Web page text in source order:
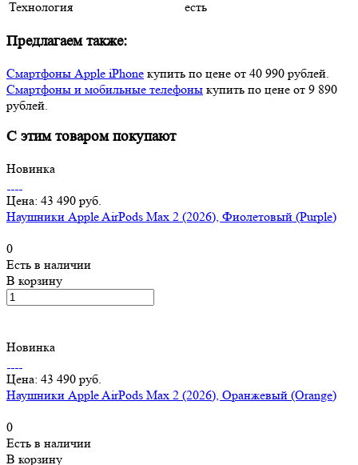
Технология
есть
Предлагаем также:
Смартфоны Apple iPhone купить по цене от 40 990 рублей.
Смартфоны и мобильные телефоны купить по цене от 9 890
рублей.
С этим товаром покупают
Новинка
Цена: 43 490 руб.
Наушники Apple AirPods Max 2 (2026), Фиолетовый (Purple)
0
Есть в наличии
В корзину
Новинка
Цена: 43 490 руб.
Наушники Apple AirPods Max 2 (2026), Оранжевый (Orange)
0
Есть в наличии
В корзину